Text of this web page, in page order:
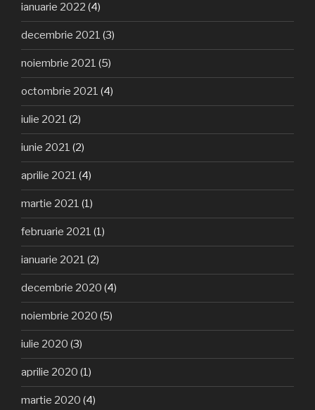
ianuarie 2022 (4)
decembrie 2021 (3)
noiembrie 2021 (5)
octombrie 2021 (4)
iulie 2021 (2)
iunie 2021 (2)
aprilie 2021 (4)
martie 2021 (1)
februarie 2021 (1)
ianuarie 2021 (2)
decembrie 2020 (4)
noiembrie 2020 (5)
iulie 2020 (3)
aprilie 2020 (1)
martie 2020 (4)